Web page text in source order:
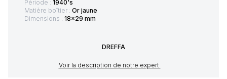
Période : 1940's
Matière boîtier : Or jaune
Dimensions : 18x29 mm
DREFFA
Voir la description de notre expert